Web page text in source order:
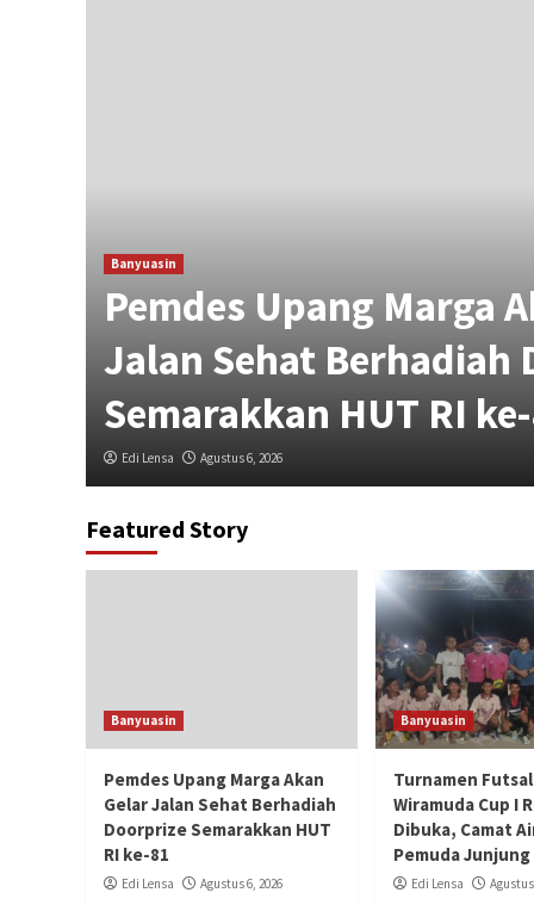
Banyuasin
Pemdes Upang Marga
Jalan Sehat Berhadiah
Semarakkan HUT RI
Edi Lensa Agustus 6, 2026
Featured Story
Banyuasin
Pemdes Upang Marga Akan
Gelar Jalan Sehat Berhadiah
Doorprize Semarakkan HUT
RI ke-81
Edi Lensa Agustus 6, 2026
Banyuasin
Turnamen
Wiramuda Cup I
Dibuka, Camat
Pemuda
Edi Lensa